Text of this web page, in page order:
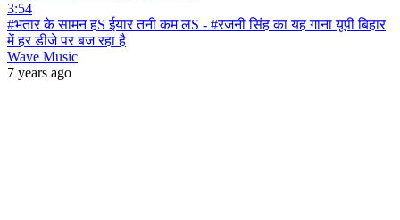
3:54
#भतार के सामन हS ईयार तनी कम लS - #रजनी सिंह का यह गाना यूपी बिहार
में हर डीजे पर बज रहा है
Wave Music
7 years ago